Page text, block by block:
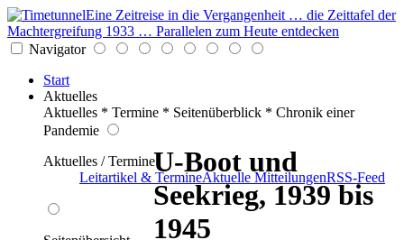
Eine Zeitreise in die Vergangenheit … die Zeittafel der
Machtergreifung 1933 … Parallelen zum Heute entdecken
Navigator
Start
Aktuelles
Aktuelles * Termine * Seitenüberblick * Chronik einer
Pandemie
Aktuelles / Termine
Leitartikel & TermineAktuelle MitteilungenRSS-Feed
U-Boot und
Seekrieg, 1939 bis
1945